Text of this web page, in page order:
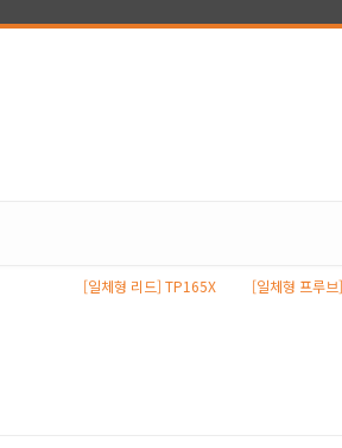
[일체형 리드] TP165X [일체형 프루